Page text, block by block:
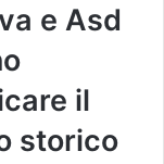
e Asd
il
storico